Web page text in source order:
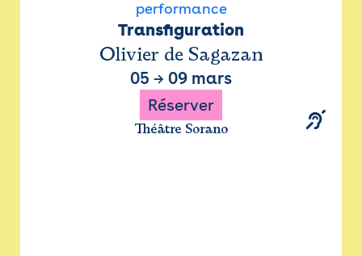
performance
Transfiguration
Olivier de Sagazan
05 → 09 mars
Réserver
Théâtre Sorano